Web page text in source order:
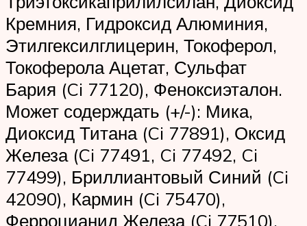
Кремния, Гидроксид Алюминия,
Этилгексилглицерин, Токоферол,
Токоферола Ацетат, Сульфат
Бария (Ci 77120), Феноксиэталон.
Может содерждать (+/-): Мика,
Диоксид Титана (Ci 77891), Оксид
Железа (Ci 77491, Ci 77492, Ci
77499), Бриллиантовый Синий (Ci
42090), Кармин (Ci 75470),
Ферроцианид Железа (Ci 77510),